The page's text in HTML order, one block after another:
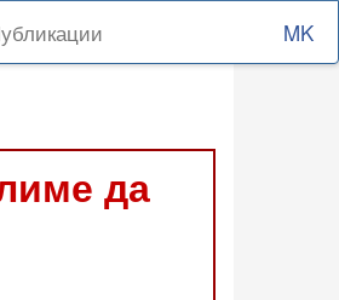
Select
your
да